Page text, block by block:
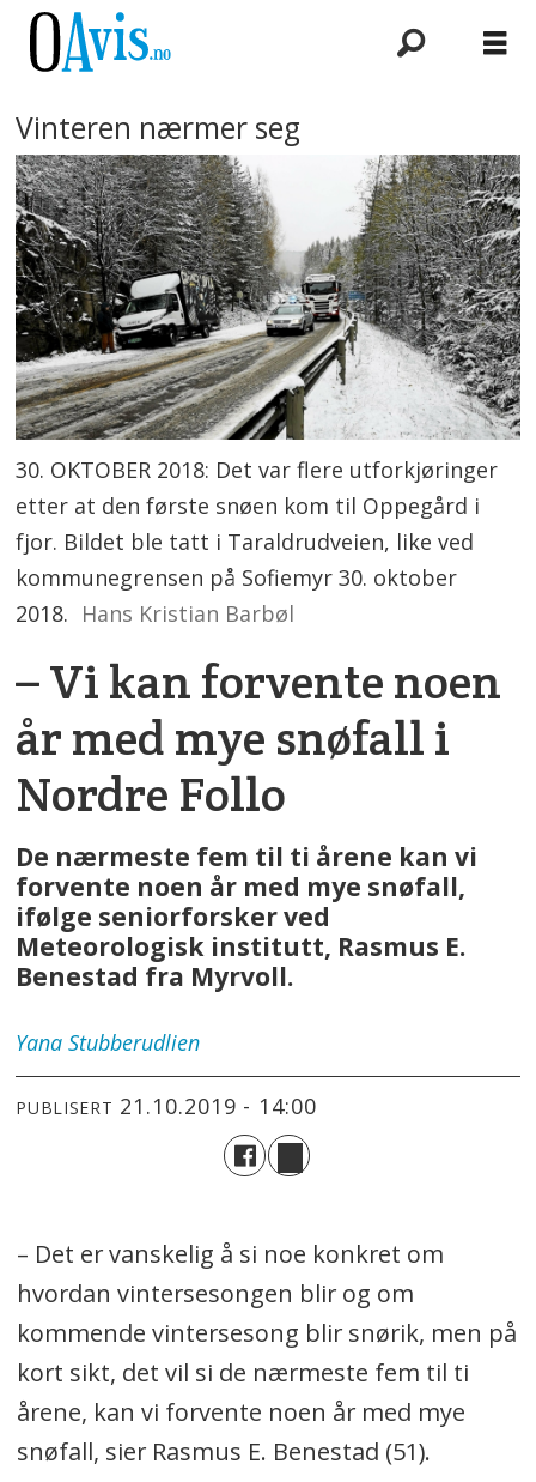
Vinteren nærmer seg
30. OKTOBER 2018: Det var flere utforkjøringer
etter at den første snøen kom til Oppegård i
fjor. Bildet ble tatt i Taraldrudveien, like ved
kommunegrensen på Sofiemyr 30. oktober
2018. Hans Kristian Barbøl
– Vi kan forvente noen
år med mye snøfall i
Nordre Follo
De nærmeste fem til ti årene kan vi
forvente noen år med mye snøfall,
ifølge seniorforsker ved
Meteorologisk institutt, Rasmus E.
Benestad fra Myrvoll.
Yana Stubberudlien
PUBLISERT 21.10.2019 - 14:00
– Det er vanskelig å si noe konkret om
hvordan vintersesongen blir og om
kommende vintersesong blir snørik, men på
kort sikt, det vil si de nærmeste fem til ti
årene, kan vi forvente noen år med mye
snøfall, sier Rasmus E. Benestad (51).